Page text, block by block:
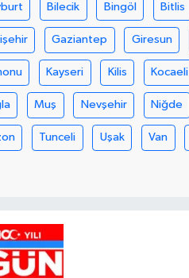
Bilecik Bingöl Bitlis
Gaziantep Giresun
Kayseri Kilis Kocaeli
Muş Nevşehir Niğde
Tunceli Uşak Van